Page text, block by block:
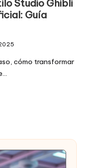
Studio Ghibli
Guía
cómo transformar